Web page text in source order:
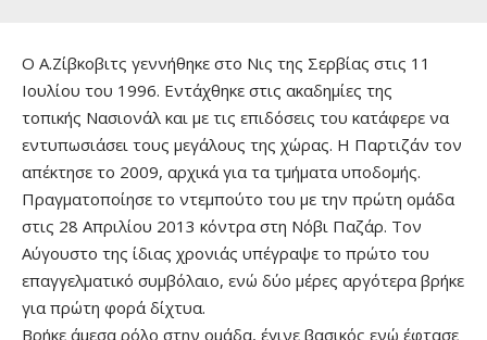
Ο Α.Ζίβκοβιτς γεννήθηκε στο Νις της Σερβίας στις 11
Ιουλίου του 1996. Εντάχθηκε στις ακαδημίες της
τοπικής Νασιονάλ και με τις επιδόσεις του κατάφερε να
εντυπωσιάσει τους μεγάλους της χώρας. Η Παρτιζάν τον
απέκτησε το 2009, αρχικά για τα τμήματα υποδομής.
Πραγματοποίησε το ντεμπούτο του με την πρώτη ομάδα
στις 28 Απριλίου 2013 κόντρα στη Νόβι Παζάρ. Τον
Αύγουστο της ίδιας χρονιάς υπέγραψε το πρώτο του
επαγγελματικό συμβόλαιο, ενώ δύο μέρες αργότερα βρήκε
για πρώτη φορά δίχτυα.
Βρήκε άμεσα ρόλο στην ομάδα, έγινε βασικός ενώ έφτασε